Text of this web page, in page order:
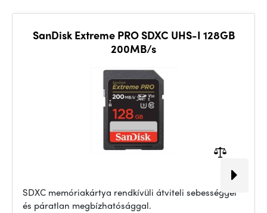
SanDisk Extreme PRO SDXC UHS-I 128GB
200MB/s
SDXC memóriakártya rendkívüli átviteli sebességgel
és páratlan megbízhatósággal.